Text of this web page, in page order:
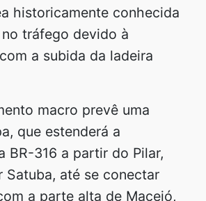
historicamente conhecida
tráfego devido à
a subida da ladeira
macro prevê uma
que estenderá a
BR-316 a partir do Pilar,
Satuba, até se conectar
a parte alta de Maceió,